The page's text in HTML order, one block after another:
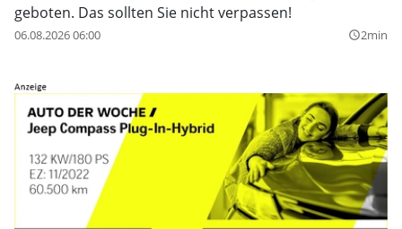
geboten. Das sollten Sie nicht verpassen!
06.08.2026 06:00 query_builder2min